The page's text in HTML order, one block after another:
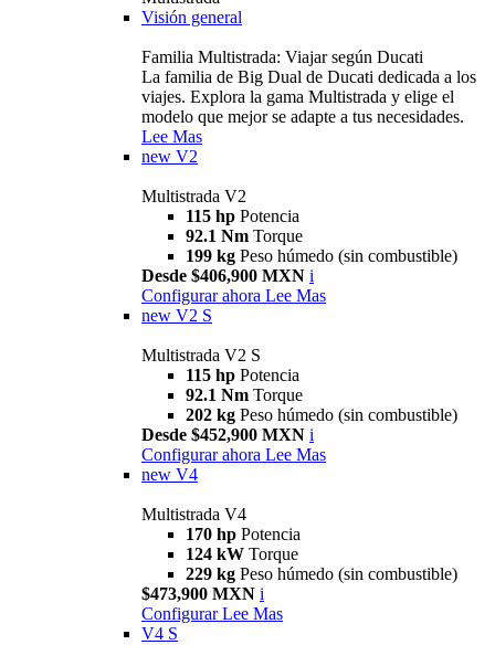
Visión general
Familia Multistrada: Viajar según Ducati
La familia de Big Dual de Ducati dedicada a los
viajes. Explora la gama Multistrada y elige el
modelo que mejor se adapte a tus necesidades.
Lee Mas
new V2
Multistrada V2
115 hp Potencia
92.1 Nm Torque
199 kg Peso húmedo (sin combustible)
Desde $406,900 MXN i
Configurar ahora Lee Mas
new V2 S
Multistrada V2 S
115 hp Potencia
92.1 Nm Torque
202 kg Peso húmedo (sin combustible)
Desde $452,900 MXN i
Configurar ahora Lee Mas
new V4
Multistrada V4
170 hp Potencia
124 kW Torque
229 kg Peso húmedo (sin combustible)
$473,900 MXN i
Configurar Lee Mas
V4 S